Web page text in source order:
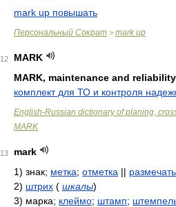
mark up повышать
Персональный Сократ > mark up
12
MARK
MARK, maintenance and
комплект для ТО и контроля
English-Russian dictionary of planing,
MARK
13
mark
1) знак; метка; отметка || размечать
2) штрих ( шкалы)
3) марка; клеймо; штамп;